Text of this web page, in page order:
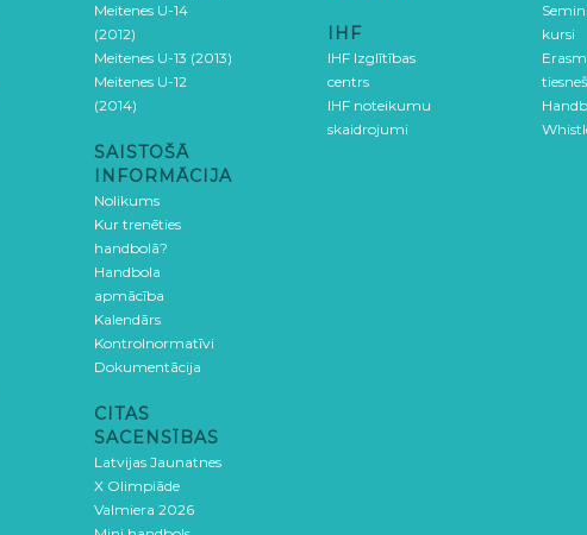
Meitenes U-14
(2012)
Meitenes U-13 (2013)
Meitenes U-12
(2014)
SAISTOŠĀ
INFORMĀCIJA
Nolikums
Kur trenēties
handbolā?
Handbola
apmācība
Kalendārs
Kontrolnormatīvi
Dokumentācija
CITAS
SACENSĪBAS
Latvijas Jaunatnes
X Olimpiāde
Valmiera 2026
IHF
IHF Izglītības
centrs
IHF noteikumu
skaidrojumi
kursi